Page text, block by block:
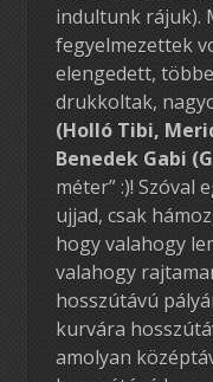
indultunk rájuk).
fegyelmezettek
elengedett,
drukkoltak,
(Holló Tibi,
Benedek Gabi
méter” :)! Szóval
ujjad, csak
hogy valahogy
valahogy
hosszútávú
kurvára
amolyan